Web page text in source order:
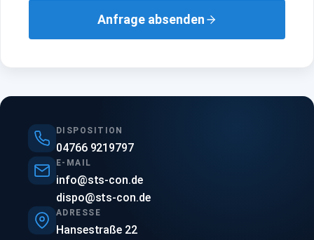
Anfrage absenden
DISPOSITION
04766 9219797
E-MAIL
info@sts-con.de
dispo@sts-con.de
ADRESSE
Hansestraße 22